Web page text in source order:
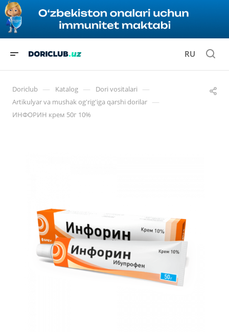
RU
Doriclub — Katalog — Dori vositalari —
Artikulyar va mushak og'rig'iga qarshi dorilar —
ИНФОРИН крем 50г 10%